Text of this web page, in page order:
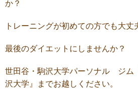
か？
トレーニングが初めての方でも大丈
最後のダイエットにしませんか？
世田谷・駒沢大学パーソナル ジム
沢大学』までお越しください。